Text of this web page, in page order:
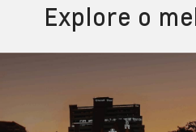
Explore o